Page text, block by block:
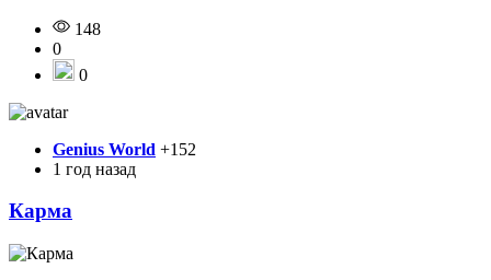
148
0
0
Genius World +152
1 год назад
Карма